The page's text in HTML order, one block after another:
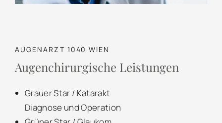
AUGENARZT 1040 WIEN
Augenchirurgische Leistungen
Grauer Star / Katarakt
Diagnose und Operation